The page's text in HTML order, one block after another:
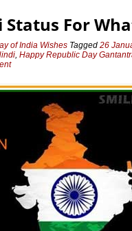
Status For
of India Wishes Tagged 26
, Happy Republic Day